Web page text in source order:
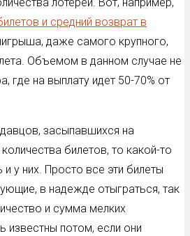
лотерей. Вот, например,
и средний возврат в
даже самого крупного,
Объемом в данном случае не
где на выплату идет 50-70% от
засыпавшихся на
билетов, то какой-то
и у них. Просто все эти билеты
в надежде отыграться, так
и сумма мелких
известны потом, если они